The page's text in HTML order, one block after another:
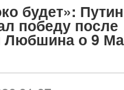
будет»: Путин
победу после
Любшина о 9